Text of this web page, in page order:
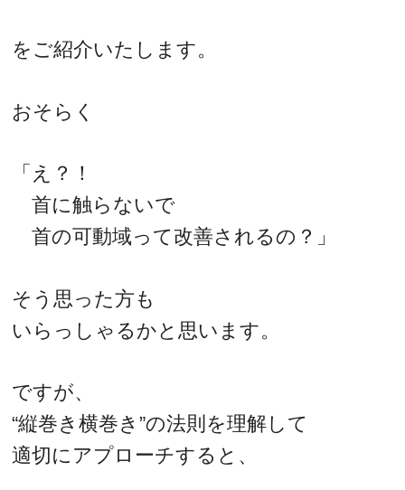
をご紹介いたします。
おそらく
「え？！
首に触らないで
首の可動域って改善されるの？」
そう思った方も
いらっしゃるかと思います。
ですが、
“縦巻き横巻き”の法則を理解して
適切にアプローチすると、